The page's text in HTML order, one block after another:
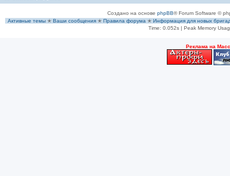
Создано на основе phpBB® Forum Software ©
Активные темы ✭ Ваши сообщения ✭ Правила форума ✭ Информация для новых
Time: 0.052s| Peak Memory
Рeклама на